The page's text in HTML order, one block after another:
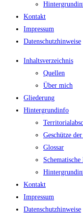
Kontakt
Impressum
Datenschutzhinweise
Inhaltsverzeichnis
Quellen
Über mich
Gliederung
Hintergrundinfo
Geschütze
Glossar
Kontakt
Impressum
Datenschutzhinweise